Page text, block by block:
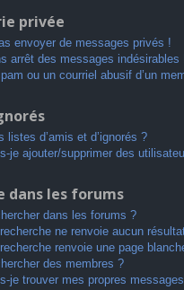
privée
envoyer de messages privés !
arrêt des messages indésirables
ou un courriel abusif d’un
listes d’amis et d’ignorés ?
je ajouter/supprimer des
dans les forums
dans les forums ?
ne renvoie aucun
renvoie une page
des membres ?
je trouver mes propres